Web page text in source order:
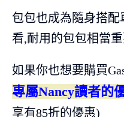
包包也成為隨身搭
看,耐用的包包相當
如果你也想要購買
專屬Nancy讀者的
享有85折的優惠)